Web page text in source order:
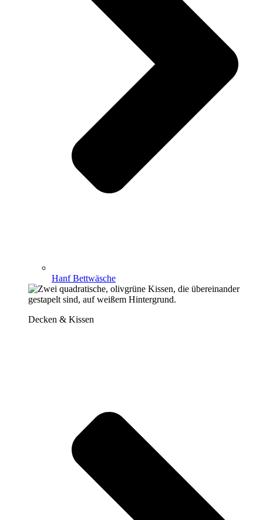
Hanf Bettwäsche
Decken & Kissen